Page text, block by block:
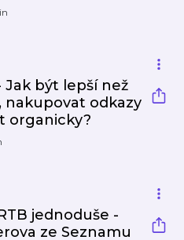
Jak být lepší než
nakupovat odkazy
organicky?
jednoduše -
ze Seznamu